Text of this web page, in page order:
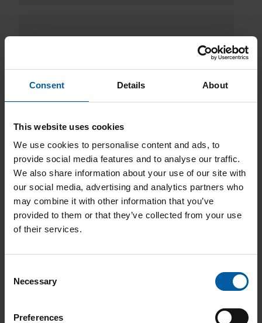
Consent Details About
This website uses cookies
We use cookies to personalise content and ads, to
provide social media features and to analyse our traffic.
We also share information about your use of our site with
our social media, advertising and analytics partners who
may combine it with other information that you’ve
provided to them or that they’ve collected from your use
of their services.
Selection
Necessary
Preferences
Downloads